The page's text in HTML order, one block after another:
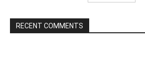
RECENT COMMENTS